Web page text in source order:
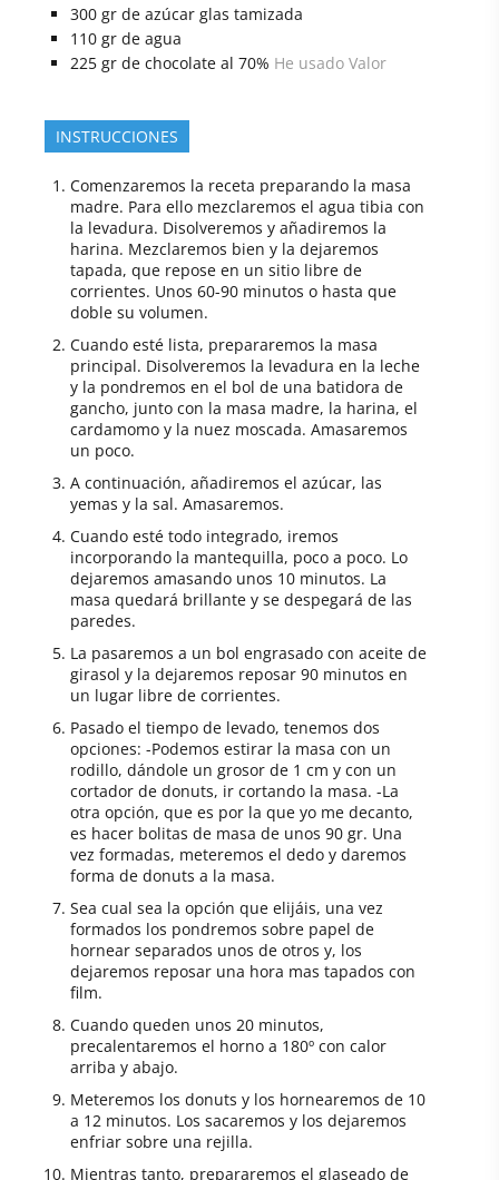
300 gr de azúcar glas tamizada
110 gr de agua
225 gr de chocolate al 70% He usado Valor
INSTRUCCIONES
Comenzaremos la receta preparando la masa
madre. Para ello mezclaremos el agua tibia con
la levadura. Disolveremos y añadiremos la
harina. Mezclaremos bien y la dejaremos
tapada, que repose en un sitio libre de
corrientes. Unos 60-90 minutos o hasta que
doble su volumen.
Cuando esté lista, prepararemos la masa
principal. Disolveremos la levadura en la leche
y la pondremos en el bol de una batidora de
gancho, junto con la masa madre, la harina, el
cardamomo y la nuez moscada. Amasaremos
un poco.
A continuación, añadiremos el azúcar, las
yemas y la sal. Amasaremos.
Cuando esté todo integrado, iremos
incorporando la mantequilla, poco a poco. Lo
dejaremos amasando unos 10 minutos. La
masa quedará brillante y se despegará de las
paredes.
La pasaremos a un bol engrasado con aceite de
girasol y la dejaremos reposar 90 minutos en
un lugar libre de corrientes.
Pasado el tiempo de levado, tenemos dos
opciones: -Podemos estirar la masa con un
rodillo, dándole un grosor de 1 cm y con un
cortador de donuts, ir cortando la masa. -La
otra opción, que es por la que yo me decanto,
es hacer bolitas de masa de unos 90 gr. Una
vez formadas, meteremos el dedo y daremos
forma de donuts a la masa.
Sea cual sea la opción que elijáis, una vez
formados los pondremos sobre papel de
hornear separados unos de otros y, los
dejaremos reposar una hora mas tapados con
film.
Cuando queden unos 20 minutos,
precalentaremos el horno a 180º con calor
arriba y abajo.
Meteremos los donuts y los hornearemos de 10
a 12 minutos. Los sacaremos y los dejaremos
enfriar sobre una rejilla.
Mientras tanto, prepararemos el glaseado de